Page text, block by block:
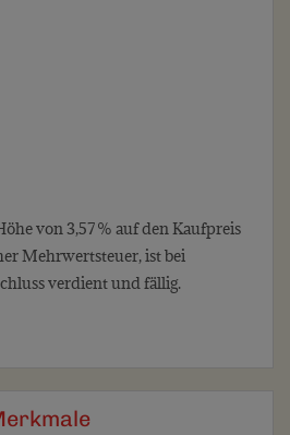
von 3,57 % auf den Kaufpreis
Mehrwertsteuer, ist bei
verdient und fällig.